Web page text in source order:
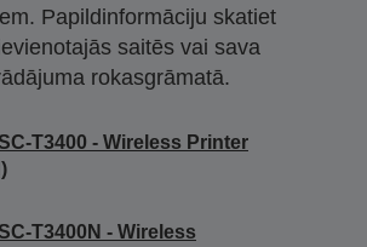
Papildinformāciju skatiet
saitēs vai sava
rokasgrāmatā.
T3400 - Wireless Printer
T3400N - Wireless